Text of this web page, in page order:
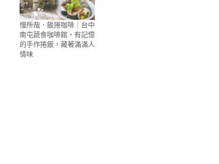
慢所哉．飯捲咖啡｜台中
南屯蔬食咖啡館，有記憶
的手作捲飯，藏著滿滿人
情味